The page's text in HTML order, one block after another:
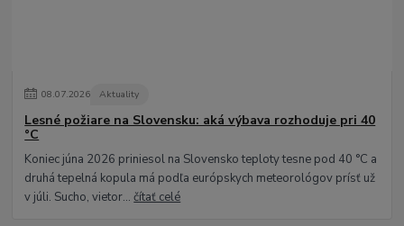
08.07.2026 Aktuality
Lesné požiare na Slovensku: aká výbava rozhoduje pri 40
°C
Koniec júna 2026 priniesol na Slovensko teploty tesne pod 40 °C a
druhá tepelná kopula má podľa európskych meteorológov prísť už
v júli. Sucho, vietor...čítať celé